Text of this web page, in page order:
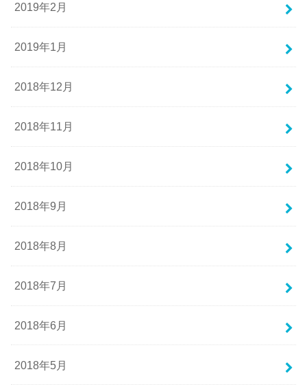
2019年2月
2019年1月
2018年12月
2018年11月
2018年10月
2018年9月
2018年8月
2018年7月
2018年6月
2018年5月